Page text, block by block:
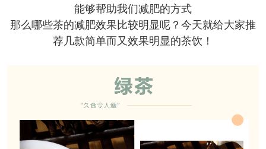
能够帮助我们减肥的方式
那么哪些茶的减肥效果比较明显呢？今天就给大家推
荐几款简单而又效果明显的茶饮！